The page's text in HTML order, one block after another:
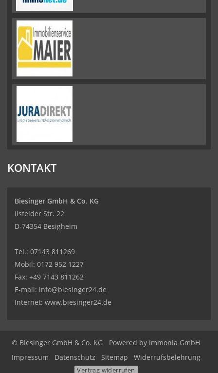
KONTAKT
Biesinger GmbH & Co. KG
Ilsfelder Str. 22
D-74354 Besigheim
Tel.: 07143 811269
Mobil: 0172 952 1227
Fax: +49 7143 811262
E-mail: info@biesinger24.de
Internet: www.biesinger24.de
© Biesinger GmbH & Co. KG Powered by Immonia GmbH
Impressum
Datenschutz Sitemap Widerrufsbelehrung
Vertrag widerrufen